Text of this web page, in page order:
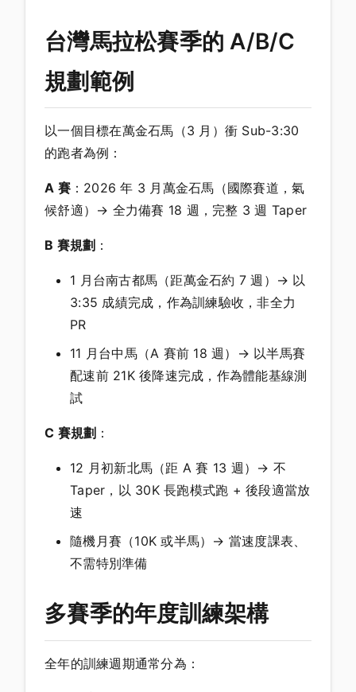
台灣馬拉松賽季的 A/B/C
規劃範例
以一個目標在萬金石馬（3 月）衝 Sub-3:30
的跑者為例：
A 賽：2026 年 3 月萬金石馬（國際賽道，氣
候舒適）→ 全力備賽 18 週，完整 3 週 Taper
B 賽規劃 ：
1 月台南古都馬（距萬金石約 7 週）→ 以
3:35 成績完成，作為訓練驗收，非全力
PR
11 月台中馬（A 賽前 18 週）→ 以半馬賽
配速前 21K 後降速完成，作為體能基線測
試
C 賽規劃 ：
12 月初新北馬（距 A 賽 13 週）→ 不
Taper，以 30K 長跑模式跑 + 後段適當放
速
隨機月賽（10K 或半馬）→ 當速度課表、
不需特別準備
多賽季的年度訓練架構
全年的訓練週期通常分為：